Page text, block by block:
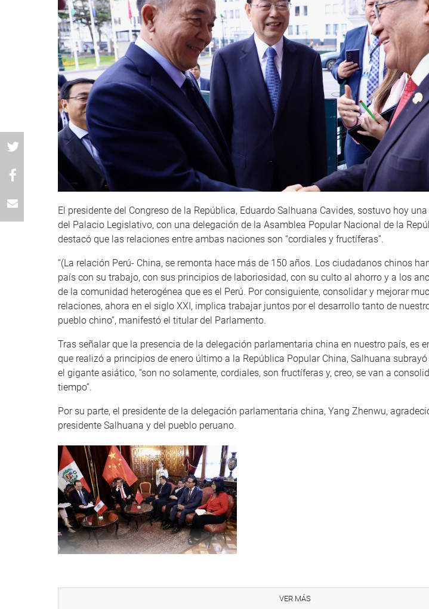
El presidente del Congreso de la República, Eduardo Salhuana Cavides, sostuvo hoy
del Palacio Legislativo, con una delegación de la Asamblea Popular Nacional de la
destacó que las relaciones entre ambas naciones son “cordiales y fructíferas”.
“(La relación Perú- China, se remonta hace más de 150 años. Los ciudadanos chinos
país con su trabajo, con sus principios de laboriosidad, con su culto al ahorro y a los
de la comunidad heterogénea que es el Perú. Por consiguiente, consolidar y mejorar
relaciones, ahora en el siglo XXI, implica trabajar juntos por el desarrollo tanto de
pueblo chino”, manifestó el titular del Parlamento.
Tras señalar que la presencia de la delegación parlamentaria china en nuestro país, es
que realizó a principios de enero último a la República Popular China, Salhuana
el gigante asiático, “son no solamente, cordiales, son fructíferas y, creo, se van a
tiempo”.
Por su parte, el presidente de la delegación parlamentaria china, Yang Zhenwu,
presidente Salhuana y del pueblo peruano.
hermoso país que es Perú. Gracias a la invitación del presidente del Parlamento,
VER MÁS